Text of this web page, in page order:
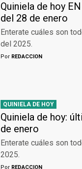
Quiniela de hoy
del 28 de enero
Enterate cuáles son
del 2025.
Por REDACCION
QUINIELA DE HOY
Quiniela de hoy:
de enero
Enterate cuáles son
2025.
Por REDACCION